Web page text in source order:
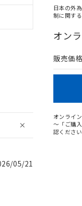
05/21
日本の外
制に関す
オン
販売価
オンライ
～「ご購
認ください